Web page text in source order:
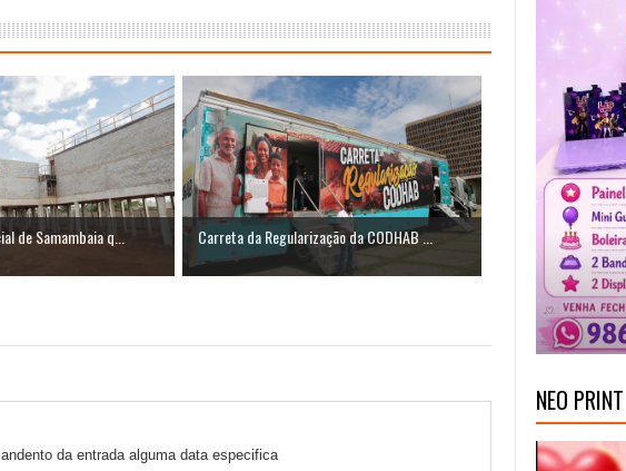
de Samambaia q... Carreta da Regularização da CODHAB ...
da entrada alguma data especifica
NEO PRINT